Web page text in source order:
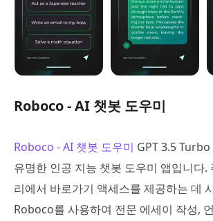
Roboco - AI 챗봇 도우미
Roboco - AI 챗봇 도우미 GPT 3.5
유명한 인공 지능 챗봇 도우미 앱입니다.
리에서 바로가기 액세스를 제공하는 데
Roboco를 사용하여 전문 에세이 작성,